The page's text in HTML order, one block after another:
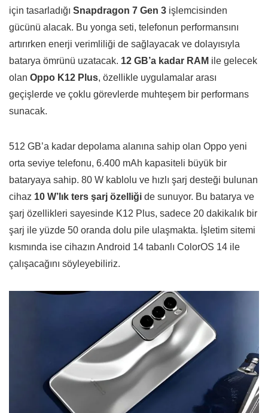
için tasarladığı Snapdragon 7 Gen 3 işlemcisinden
gücünü alacak. Bu yonga seti, telefonun performansını
artırırken enerji verimliliği de sağlayacak ve dolayısıyla
batarya ömrünü uzatacak. 12 GB’a kadar RAM ile gelecek
olan Oppo K12 Plus, özellikle uygulamalar arası
geçişlerde ve çoklu görevlerde muhteşem bir performans
sunacak.
512 GB’a kadar depolama alanına sahip olan Oppo yeni
orta seviye telefonu, 6.400 mAh kapasiteli büyük bir
bataryaya sahip. 80 W kablolu ve hızlı şarj desteği bulunan
cihaz 10 W’lık ters şarj özelliği de sunuyor. Bu batarya ve
şarj özellikleri sayesinde K12 Plus, sadece 20 dakikalık bir
şarj ile yüzde 50 oranda dolu pile ulaşmakta. İşletim sitemi
kısmında ise cihazın Android 14 tabanlı ColorOS 14 ile
çalışacağını söyleyebiliriz.